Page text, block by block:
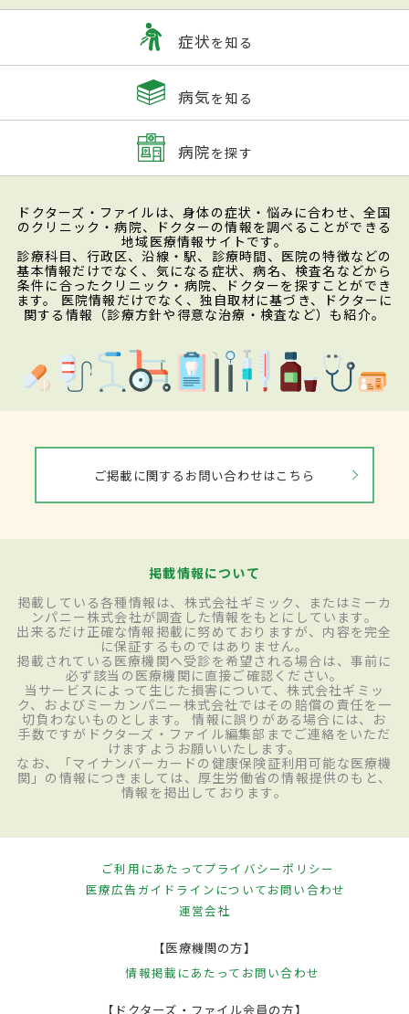
症状を知る
病気を知る
病院を探す
ドクターズ・ファイルは、身体の症状・悩みに合わせ、全国
のクリニック・病院、ドクターの情報を調べることができる
地域医療情報サイトです。
診療科目、行政区、沿線・駅、診療時間、医院の特徴などの
基本情報だけでなく、気になる症状、病名、検査名などから
条件に合ったクリニック・病院、ドクターを探すことができ
ます。 医院情報だけでなく、独自取材に基づき、ドクターに
関する情報（診療方針や得意な治療・検査など）も紹介。
ご掲載に関するお問い合わせはこちら
掲載情報について
掲載している各種情報は、株式会社ギミック、またはミーカ
ンパニー株式会社が調査した情報をもとにしています。
出来るだけ正確な情報掲載に努めておりますが、内容を完全
に保証するものではありません。
掲載されている医療機関へ受診を希望される場合は、事前に
必ず該当の医療機関に直接ご確認ください。
当サービスによって生じた損害について、株式会社ギミッ
ク、およびミーカンパニー株式会社ではその賠償の責任を一
切負わないものとします。 情報に誤りがある場合には、お
手数ですがドクターズ・ファイル編集部までご連絡をいただ
けますようお願いいたします。
なお、「マイナンバーカードの健康保険証利用可能な医療機
関」の情報につきましては、厚生労働省の情報提供のもと、
情報を掲出しております。
ご利用にあたってプライバシーポリシー
医療広告ガイドラインについてお問い合わせ
運営会社
【医療機関の方】
情報掲載にあたって お問い合わせ
【ドクターズ・ファイル会員の方】